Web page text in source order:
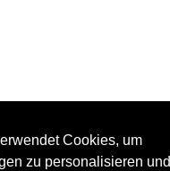
Cookies, um
zu personalisieren und